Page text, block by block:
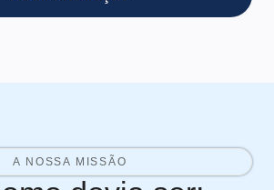
A NOSSA MISSÃO